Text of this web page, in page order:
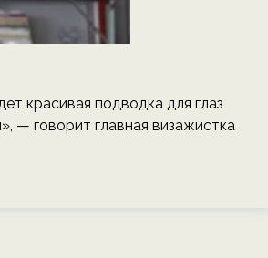
красивая подводка для глаз
— говорит главная визажистка